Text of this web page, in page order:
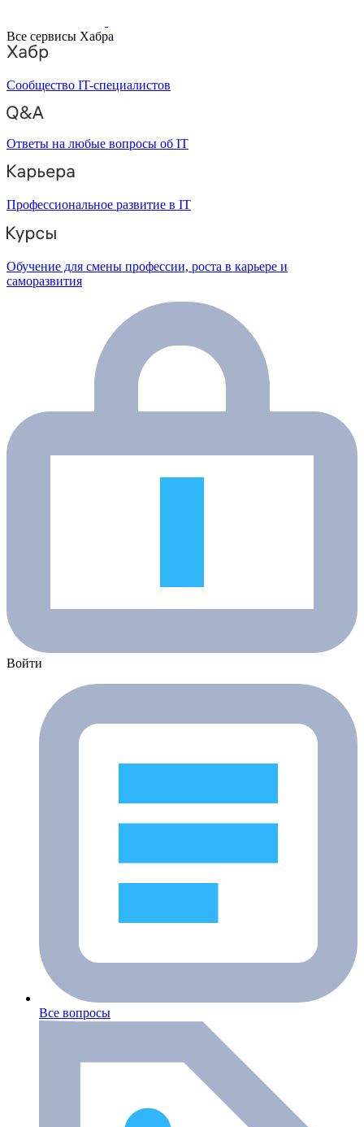
Все сервисы Хабра
Сообщество IT-специалистов
Ответы на любые вопросы об IT
Профессиональное развитие в IT
Обучение для смены профессии, роста в карьере и
саморазвития
Войти
Все вопросы